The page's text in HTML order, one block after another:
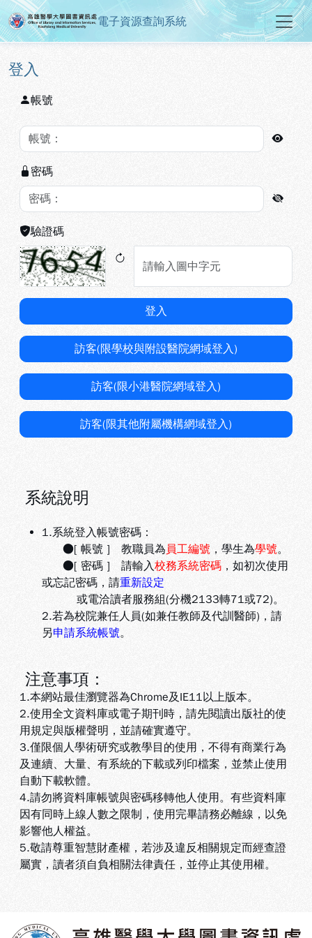
跳到主要內容
:::
高雄醫學大學圖書資訊處電子資
電子資源查詢系統
:::
登入
帳號
密碼
驗證碼
登入
訪客(限學校與附設醫院網域登入)
訪客(限小港醫院網域登入)
訪客(限其他附屬機構網域登入)
系統說明
1.系統登入帳號密碼：
●[ 帳號 ] 教職員為 員工編號 ，學生為學號。
●[ 密碼 ] 請輸入校務系統密碼 ，如初次使用
或忘記密碼，請重新設定
或電洽讀者服務組(分機2133轉71或72)。
2.若為校院兼任人員(如兼任教師及代訓醫師)，請
另申請系統帳號。
注意事項：
1.本網站最佳瀏覽器為Chrome及IE11以上版本。
2.使用全文資料庫或電子期刊時，請先閱讀出版社的使
用規定與版權聲明，並請確實遵守。
3.僅限個人學術研究或教學目的使用，不得有商業行為
及連續、大量、有系統的下載或列印檔案，並禁止使用
自動下載軟體。
4.請勿將資料庫帳號與密碼移轉他人使用。有些資料庫
因有同時上線人數之限制，使用完畢請務必離線，以免
影響他人權益。
5.敬請尊重智慧財產權，若涉及違反相關規定而經查證
屬實，讀者須自負相關法律責任，並停止其使用權。